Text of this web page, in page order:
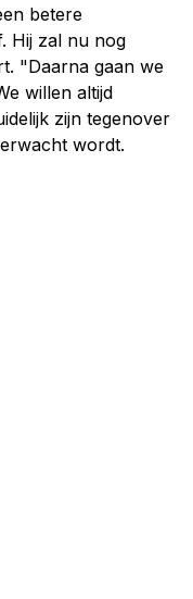
betere
Hij zal nu nog
"Daarna gaan we
willen altijd
zijn tegenover
wordt.